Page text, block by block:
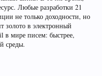
Любые разработки 21
не только доходности, но
золото в электронный
в мире писем: быстрее,
среды.